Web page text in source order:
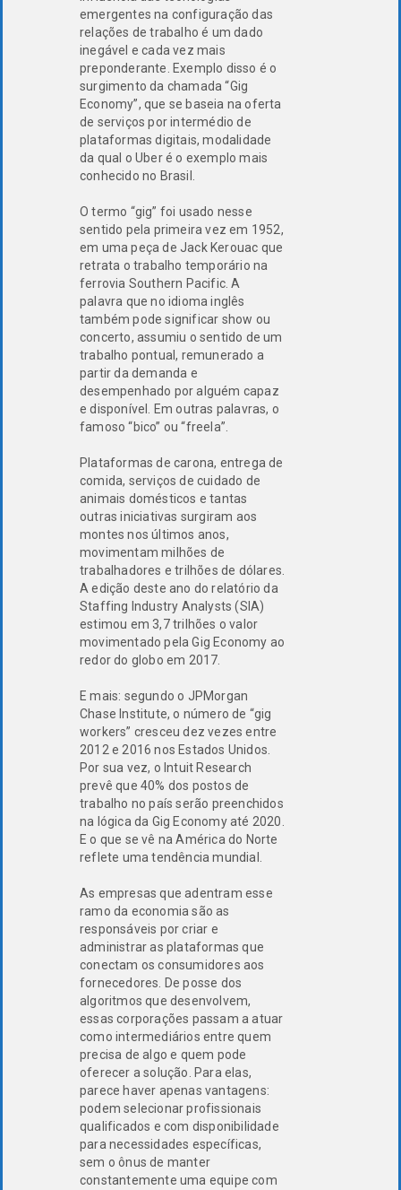
emergentes na configuração das
relações de trabalho é um dado
inegável e cada vez mais
preponderante. Exemplo disso é o
surgimento da chamada “Gig
Economy”, que se baseia na oferta
de serviços por intermédio de
plataformas digitais, modalidade
da qual o Uber é o exemplo mais
conhecido no Brasil.
O termo “gig” foi usado nesse
sentido pela primeira vez em 1952,
em uma peça de Jack Kerouac que
retrata o trabalho temporário na
ferrovia Southern Pacific. A
palavra que no idioma inglês
também pode significar show ou
concerto, assumiu o sentido de um
trabalho pontual, remunerado a
partir da demanda e
desempenhado por alguém capaz
e disponível. Em outras palavras, o
famoso “bico” ou “freela”.
Plataformas de carona, entrega de
comida, serviços de cuidado de
animais domésticos e tantas
outras iniciativas surgiram aos
montes nos últimos anos,
movimentam milhões de
trabalhadores e trilhões de dólares.
A edição deste ano do relatório da
Staffing Industry Analysts (SIA)
estimou em 3,7 trilhões o valor
movimentado pela Gig Economy ao
redor do globo em 2017.
E mais: segundo o JPMorgan
Chase Institute, o número de “gig
workers” cresceu dez vezes entre
2012 e 2016 nos Estados Unidos.
Por sua vez, o Intuit Research
prevê que 40% dos postos de
trabalho no país serão preenchidos
na lógica da Gig Economy até 2020.
E o que se vê na América do Norte
reflete uma tendência mundial.
As empresas que adentram esse
ramo da economia são as
responsáveis por criar e
administrar as plataformas que
conectam os consumidores aos
fornecedores. De posse dos
algoritmos que desenvolvem,
essas corporações passam a atuar
como intermediários entre quem
precisa de algo e quem pode
oferecer a solução. Para elas,
parece haver apenas vantagens:
podem selecionar profissionais
qualificados e com disponibilidade
para necessidades específicas,
sem o ônus de manter
constantemente uma equipe com